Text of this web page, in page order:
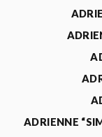
ADRIENNE